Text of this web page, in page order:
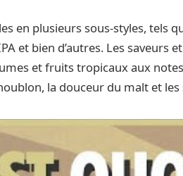
en plusieurs sous-styles, tels
et bien d’autres. Les
et fruits tropicaux aux
la douceur du malt et